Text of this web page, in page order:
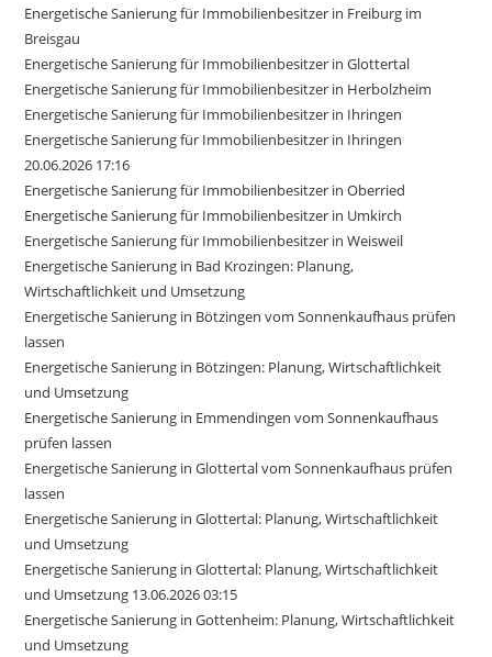
Energetische Sanierung für Immobilienbesitzer in Freiburg im
Breisgau
Energetische Sanierung für Immobilienbesitzer in Glottertal
Energetische Sanierung für Immobilienbesitzer in Herbolzheim
Energetische Sanierung für Immobilienbesitzer in Ihringen
Energetische Sanierung für Immobilienbesitzer in Ihringen
20.06.2026 17:16
Energetische Sanierung für Immobilienbesitzer in Oberried
Energetische Sanierung für Immobilienbesitzer in Umkirch
Energetische Sanierung für Immobilienbesitzer in Weisweil
Energetische Sanierung in Bad Krozingen: Planung,
Wirtschaftlichkeit und Umsetzung
Energetische Sanierung in Bötzingen vom Sonnenkaufhaus prüfen
lassen
Energetische Sanierung in Bötzingen: Planung, Wirtschaftlichkeit
und Umsetzung
Energetische Sanierung in Emmendingen vom Sonnenkaufhaus
prüfen lassen
Energetische Sanierung in Glottertal vom Sonnenkaufhaus prüfen
lassen
Energetische Sanierung in Glottertal: Planung, Wirtschaftlichkeit
und Umsetzung
Energetische Sanierung in Glottertal: Planung, Wirtschaftlichkeit
und Umsetzung 13.06.2026 03:15
Energetische Sanierung in Gottenheim: Planung, Wirtschaftlichkeit
und Umsetzung